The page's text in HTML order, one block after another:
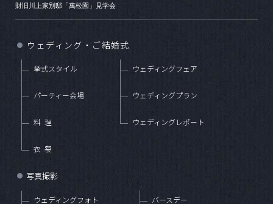
財旧川上家別邸「萬松園」見学会
● ウェディング・ご結婚式
挙式スタイル
パーティー会場
料理
衣裳
ウェディングフェア
ウェディングプラン
ウェディングレポート
● 写真撮影
ウェディングフォト バースデー